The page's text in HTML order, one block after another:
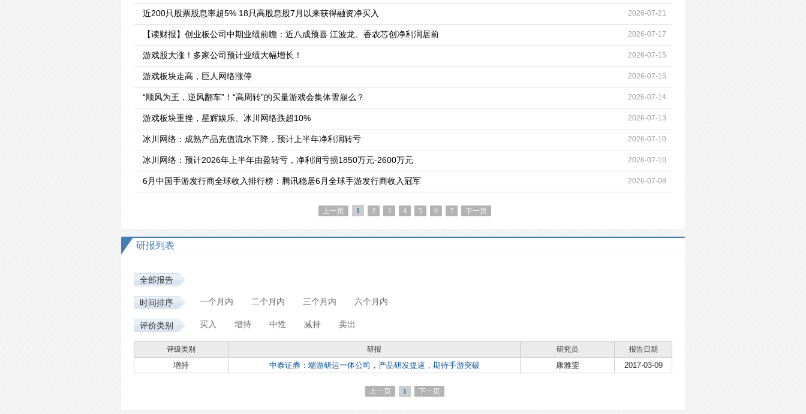
近200只股票股息率超5% 18只高股息股7月以来获得融资净买入 2026-07-21
【读财报】创业板公司中期业绩前瞻：近八成预喜 江波龙、香农芯创净利润居前 2026-07-17
游戏股大涨！多家公司预计业绩大幅增长！ 2026-07-15
游戏板块走高，巨人网络涨停 2026-07-15
“顺风为王，逆风翻车”！“高周转”的买量游戏会集体雪崩么？ 2026-07-14
游戏板块重挫，星辉娱乐、冰川网络跌超10% 2026-07-13
冰川网络：成熟产品充值流水下降，预计上半年净利润转亏 2026-07-10
冰川网络：预计2026年上半年由盈转亏，净利润亏损1850万元-2600万元 2026-07-10
6月中国手游发行商全球收入排行榜：腾讯稳居6月全球手游发行商收入冠军 2026-07-08
上一页 1 2 3 4 5 6 7 下一页
研报列表
全部报告
时间排序 一个月内 二个月内 三个月内 六个月内
评价类别 买入 增持 中性 减持 卖出
评级类别 研报 研究员 报告日期
增持 中泰证券：端游研运一体公司，产品研发提速，期待手游突破 康雅雯 2017-03-09
上一页 1 下一页